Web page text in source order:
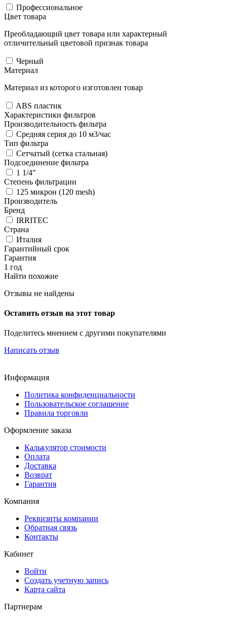
Профессиональное
Цвет товара
Преобладающий цвет товара или характерный
отличительный цветовой признак товара
Черный
Материал
Материал из которого изготовлен товар
ABS пластик
Характеристики фильтров
Производительность фильтра
Средняя серия до 10 м3/час
Тип фильтра
Сетчатый (сетка стальная)
Подсоединение фильтра
1 1/4"
Степень фильтрации
125 микрон (120 mesh)
Производитель
Бренд
IRRITEC
Страна
Италия
Гарантийный срок
Гарантия
1 год
Найти похожие
Отзывы не найдены
Оставить отзыв на этот товар
Поделитесь мнением с другими покупателями
Написать отзыв
Информация
Политика конфиденциальности
Пользовательское соглашение
Правила торговли
Оформление заказа
Калькулятор стоимости
Оплата
Доставка
Возврат
Гарантия
Компания
Реквизиты компании
Обратная связь
Контакты
Кабинет
Войти
Создать учетную запись
Карта сайта
Партнерам